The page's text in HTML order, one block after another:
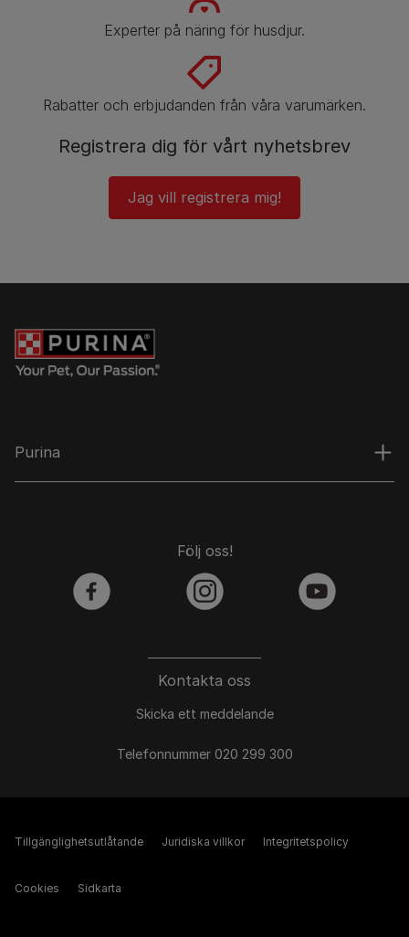
Experter på näring för husdjur.
Rabatter och erbjudanden från våra varumärken.
Registrera dig för vårt nyhetsbrev
Jag vill registrera mig!
Purina
Kontakta oss
Skicka ett meddelande
Telefonnummer 020 299 300
Följ oss!
facebook instagram youtube
Tillgänglighetsutlåtande Juridiska villkor Integritetspolicy
Cookies Sidkarta